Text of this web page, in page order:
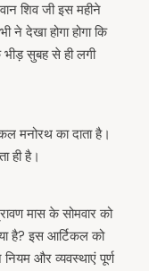
शिव जी इस महीने
देखा होगा होगा कि
सुबह से ही लगी
मनोरथ का दाता है।
ही है।
मास के सोमवार को
है? इस आर्टिकल को
और व्यवस्थाएं पूर्ण